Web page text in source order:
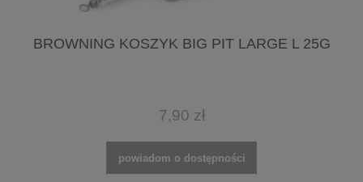
BROWNING KOSZYK BIG PIT LARGE L 25G
7,90 zł
powiadom o dostępności